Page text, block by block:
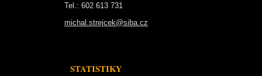
Tel.: 602 613 731
michal.strejcek@siba.cz
STATISTIKY